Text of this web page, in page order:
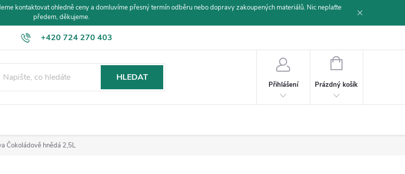
kontaktovat ohledně ceny a domluvíme přesný termín odběru nebo dopravy zakoupených materiálů. Nic neplaťte
předem, děkujeme.
+420 724 270 403
HLEDAT
Přihlášení
NÁKUPNÍ
Prázdný košík
Čokoládově hnědá 2,5L